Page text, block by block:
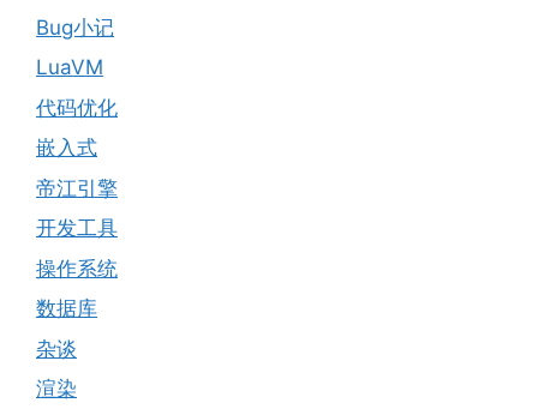
Bug小记
LuaVM
代码优化
嵌入式
帝江引擎
开发工具
操作系统
数据库
杂谈
渲染